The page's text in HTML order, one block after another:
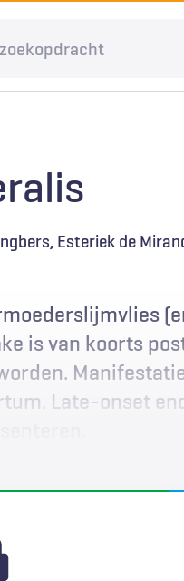
Door in te loggen
Esteriek de
is van koorts
Late-onset